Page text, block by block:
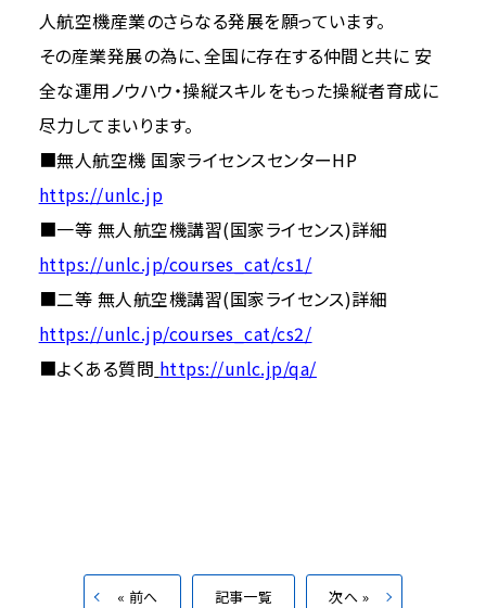
人航空機産業のさらなる発展を願っています。
その産業発展の為に、全国に存在する仲間と共に 安
全な運用ノウハウ・操縦スキルをもった操縦者育成に
尽力してまいります。
■無人航空機 国家ライセンスセンターHP
https://unlc.jp
■一等 無人航空機講習(国家ライセンス)詳細
https://unlc.jp/courses_cat/cs1/
■二等 無人航空機講習(国家ライセンス)詳細
https://unlc.jp/courses_cat/cs2/
■よくある質問 https://unlc.jp/qa/
« 前へ 記事一覧 次へ »